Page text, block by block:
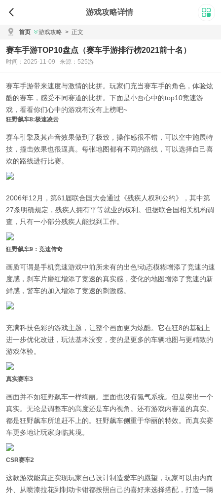
游戏攻略详情
首页 游戏攻略 > 正文
赛车手游TOP10盘点（赛车手游排行榜2021前十名）
时间：2025-11-09 来源：525游
赛车手游带来速度与激情的比拼。玩家们充当赛车手的角色，体验炫
酷的赛车，感受不同赛道的比拼。下面是小吾心中的top10竞速游
戏，看看你们心中的游戏有没有上榜吧~
狂野飙车8:极速凌云
赛车引擎及其声音效果做到了极致，操作感很不错，可以空中施展特
技，撞击效果也很逼真。每张地图都有不同的路线，可以选择自己喜
欢的路线进行比赛。
2006年12月，第61届联合国大会通过《残疾人权利公约》，其中第
27条明确规定，残疾人拥有平等就业的权利。但据联合国相关机构调
查，只有一小部分残疾人能找到工作。
狂野飙车9：竞速传奇
画质可谓是手机竞速游戏中前所未有的出色!动态模糊增添了竞速的速
度感，刹车片磨红增添了竞速的真实感，变化的地图增添了竞速的新
鲜感，警车的加入增添了竞速的刺激感。
充满科技色彩的游戏主题，让整个画面更为炫酷。它在狂8的基础上
进一步优化改进，玩法基本没变，变的是更多的车辆地图与更精致的
游戏体验。
真实赛车3
画面并不如狂野飙车一样绚丽。里面也没有氮气系统。但是突出一个
真实。无论是调整车的高度还是车内视角。还有游戏内赛道的真实。
都是狂野飙车所追赶不上的。狂野飙车侧重于华丽的特效。而真实赛
车更多地让玩家身临其境。
CSR赛车2
这款游戏能真正实现玩家自己设计制造爱车的愿望，玩家可以由内而
外、从喷漆拉花到制动卡钳都按照自己的喜好来选择搭配，打造一辆